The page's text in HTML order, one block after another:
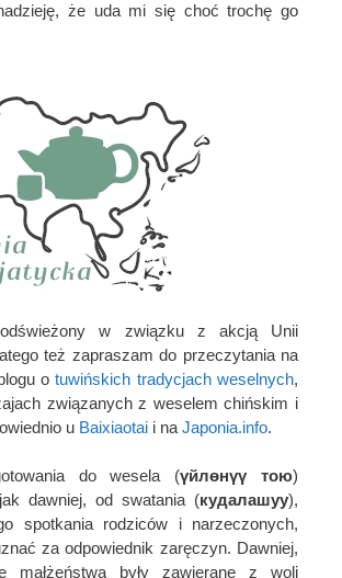
że uda mi się choć trochę go
w związku z akcją Unii
też zapraszam do przeczytania na
otuwińskich tradycjach weselnych,
związanych z weselem chińskim i
u Baixiaotai i na Japonia.info.
do wesela (үйлөнүү тою)
dawniej, od swatania (кудалашуу),
spotkania rodziców i narzeczonych,
za odpowiednik zaręczyn. Dawniej,
małżeństwa były zawierane z woli